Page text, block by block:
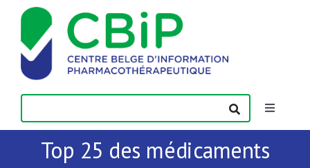
Passer
contenu
Toggle
Actualités
Top 25 des médicaments